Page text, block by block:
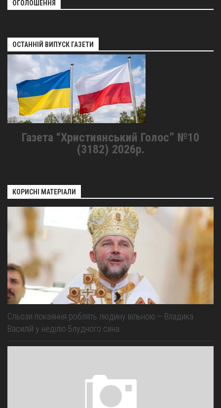
ОГОЛОШЕННЯ
ОСТАННІЙ ВИПУСК ГАЗЕТИ
Газета “Християнський Голос” №10
(3182) 2026р.
КОРИСНІ МАТЕРІАЛИ
Сльози покаяння роблять людину вільною – Владика
Василій у неділю Блудного сина